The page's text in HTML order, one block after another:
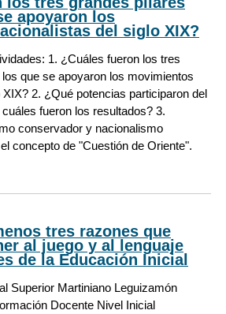
apoyaron los
del siglo XIX?
1. ¿Cuáles fueron los tres
que se apoyaron los movimientos
2. ¿Qué potencias participaron del
fueron los resultados? 3.
conservador y nacionalismo
concepto de "Cuestión de Oriente".
tres razones que
al juego y al lenguaje
de la Educación Inicial
Superior Martiniano Leguizamón
Docente Nivel Inicial